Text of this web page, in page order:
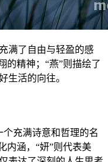
满了自由与轻盈的感
的精神；“燕”则描绘了
生活的向往。
充满诗意和哲理的名
内涵，“妍”则代表美